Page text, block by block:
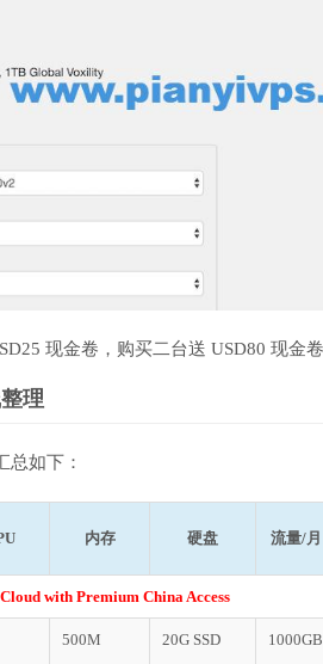
现金卷，购买二台送 USD80 现金
理
总如下：
内存 硬盘 流量/月
with Premium China Access
500M 20G SSD 1000GB